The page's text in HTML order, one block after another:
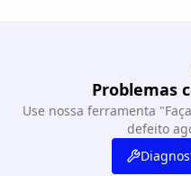
Problemas
Use nossa ferramenta
defeito